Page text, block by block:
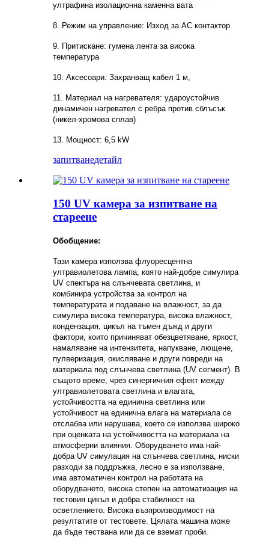
ултрафина изолационна каменна вата
8. Режим на управление: Изход за AC контактор
9. Притискане: гумена лента за висока
температура
10. Аксесоари: Захранващ кабел 1 м,
11. Материал на нагревателя: удароустойчив
динамичен нагревател с ребра против сблъсък
(никел-хромова сплав)
13. Мощност: 6,5 kW
запитванедетайл
150 UV камера за изпитване на
стареене
Обобщение:
Тази камера използва флуоресцентна
ултравиолетова лампа, която най-добре симулира
UV спектъра на слънчевата светлина, и
комбинира устройства за контрол на
температурата и подаване на влажност, за да
симулира висока температура, висока влажност,
кондензация, цикъл на тъмен дъжд и други
фактори, които причиняват обезцветяване, яркост,
намаляване на интензитета, напукване, лющене,
пулверизация, окисляване и други повреди на
материала под слънчева светлина (UV сегмент). В
същото време, чрез синергичния ефект между
ултравиолетовата светлина и влагата,
устойчивостта на единична светлина или
устойчивост на единична влага на материала се
отслабва или нарушава, което се използва широко
при оценката на устойчивостта на материала на
атмосферни влияния. Оборудването има най-
добра UV симулация на слънчева светлина, ниски
разходи за поддръжка, лесно е за използване,
има автоматичен контрол на работата на
оборудването, висока степен на автоматизация на
тестовия цикъл и добра стабилност на
осветлението. Висока възпроизводимост на
резултатите от тестовете. Цялата машина може
да бъде тествана или да се вземат проби.